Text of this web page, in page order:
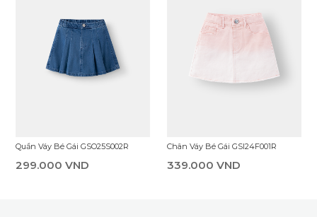
Quần Váy Bé Gái GSO25S002R
299.000 VND
Chân Váy Bé Gái GSI24F001R
339.000 VND